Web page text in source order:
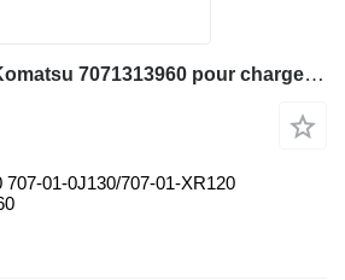
Vérin hydraulique Komatsu 7071313960 pour chargeuse sur pneus Komatsu WA600
707-01-0J130/707-01-XR120